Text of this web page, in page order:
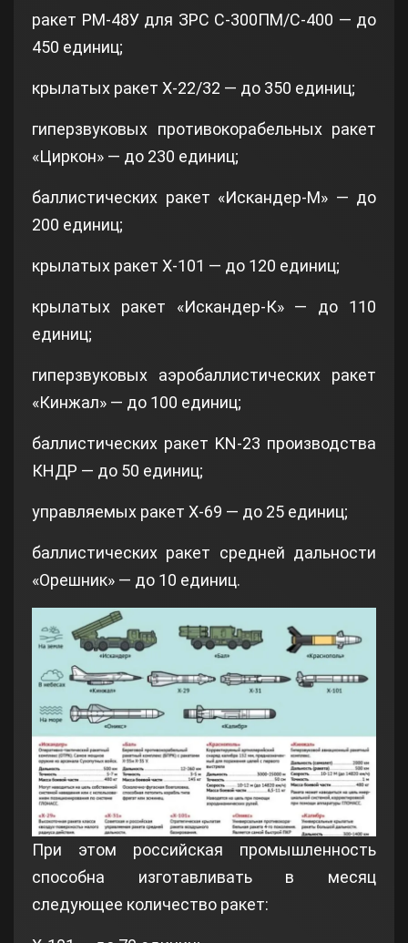
ракет РМ-48У для ЗРС С-300ПМ/С-400 — до
450 единиц;
крылатых ракет X-22/32 — до 350 единиц;
гиперзвуковых противокорабельных ракет
«Циркон» — до 230 единиц;
баллистических ракет «Искандер-М» — до
200 единиц;
крылатых ракет X-101 — до 120 единиц;
крылатых ракет «Искандер-К» — до 110
единиц;
гиперзвуковых аэробаллистических ракет
«Кинжал» — до 100 единиц;
баллистических ракет KN-23 производства
КНДР — до 50 единиц;
управляемых ракет Х-69 — до 25 единиц;
баллистических ракет средней дальности
«Орешник» — до 10 единиц.
При этом российская промышленность
способна изготавливать в месяц
следующее количество ракет: